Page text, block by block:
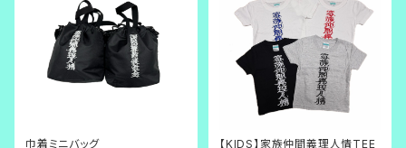
巾着ミニバッグ 【KIDS】家族仲間義理人情TEE